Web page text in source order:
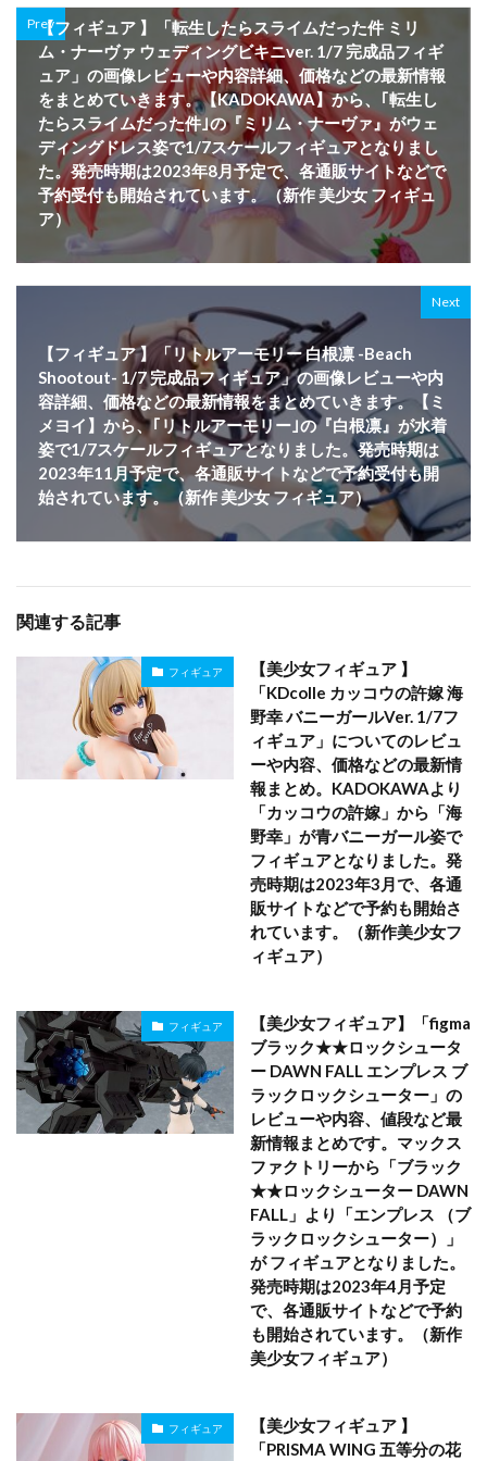
Prev
【フィギュア 】「転生したらスライムだった件 ミリ
ム・ナーヴァ ウェディングビキニver. 1/7 完成品フィギ
ュア」の画像レビューや内容詳細、価格などの最新情報
をまとめていきます。【KADOKAWA】から、｢転生し
たらスライムだった件｣の『ミリム・ナーヴァ』がウェ
ディングドレス姿で1/7スケールフィギュアとなりまし
た。発売時期は2023年8月予定で、各通販サイトなどで
予約受付も開始されています。（新作 美少女 フィギュ
ア）
Next
【フィギュア 】「リトルアーモリー 白根凛 -Beach
Shootout- 1/7 完成品フィギュア」の画像レビューや内
容詳細、価格などの最新情報をまとめていきます。【ミ
メヨイ】から、｢リトルアーモリー｣の『白根凛』が水着
姿で1/7スケールフィギュアとなりました。発売時期は
2023年11月予定で、各通販サイトなどで予約受付も開
始されています。（新作 美少女 フィギュア）
関連する記事
フィギュア
【美少女フィギュア 】
「KDcolle カッコウの許嫁 海
野幸 バニーガールVer. 1/7フ
ィギュア」についてのレビュ
ーや内容、価格などの最新情
報まとめ。KADOKAWAより
「カッコウの許嫁」から「海
野幸」が青バニーガール姿で
フィギュアとなりました。発
売時期は2023年3月で、各通
販サイトなどで予約も開始さ
れています。（新作美少女フ
ィギュア）
フィギュア
【美少女フィギュア】「figma
ブラック★★ロックシュータ
ー DAWN FALL エンプレス ブ
ラックロックシューター」の
レビューや内容、値段など最
新情報まとめです。マックス
ファクトリーから「ブラック
★★ロックシューター DAWN
FALL」より「エンプレス （ブ
ラックロックシューター）」
が フィギュアとなりました。
発売時期は2023年4月予定
で、各通販サイトなどで予約
も開始されています。（新作
美少女フィギュア）
フィギュア
【美少女フィギュア 】
「PRISMA WING 五等分の花